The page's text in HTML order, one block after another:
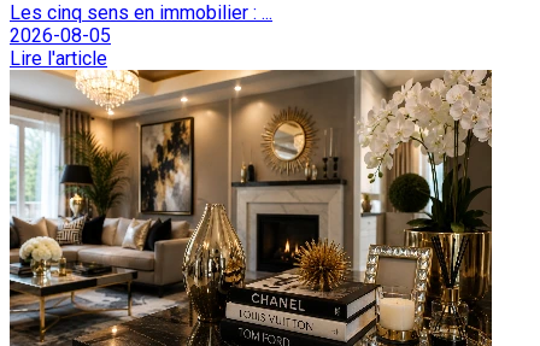
Les cinq sens en immobilier : ...
2026-08-05
Lire l'article